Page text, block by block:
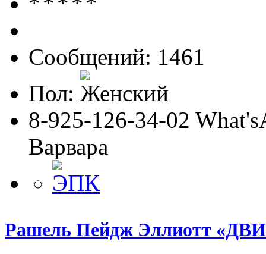
Сообщений: 1461
Пол:
8-925-126-34-02
Варвара
Рашель Пейдж Эллиотт